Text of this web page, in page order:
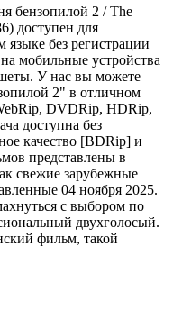
бензопилой 2 / The
доступен для
языке без регистрации
мобильные устройства
У нас вы можете
2" в отличном
DVDRip, HDRip,
доступна без
качество [BDRip] и
представлены в
свежие зарубежные
04 ноября 2025.
с выбором по
двухголосый.
фильм, такой